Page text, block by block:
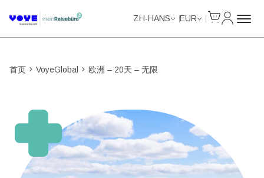
ZH-HANS EUR
首页 VoyeGlobal 欧洲 – 20天 – 无限